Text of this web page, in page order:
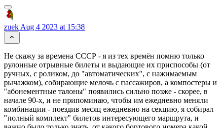
zuek Aug 4 2023 at 15:38
Не скажу за времена СССР - я из тех времён помню только
рулонные отрывные билеты и выдающие их приспособы (от
ручных, с роликом, до "автоматических", с нажимаемым
рычажком), собирающие мелочь с пассажиров, а компостеры и
"абонементные талоны" появились сильно позже - скорее, в
начале 90-х, и не припоминаю, чтобы им ежедневно меняли
комбинации - поездив месяц ежедневно на секцию, я собирал
"полный комплект" билетов интересующего маршрута, и